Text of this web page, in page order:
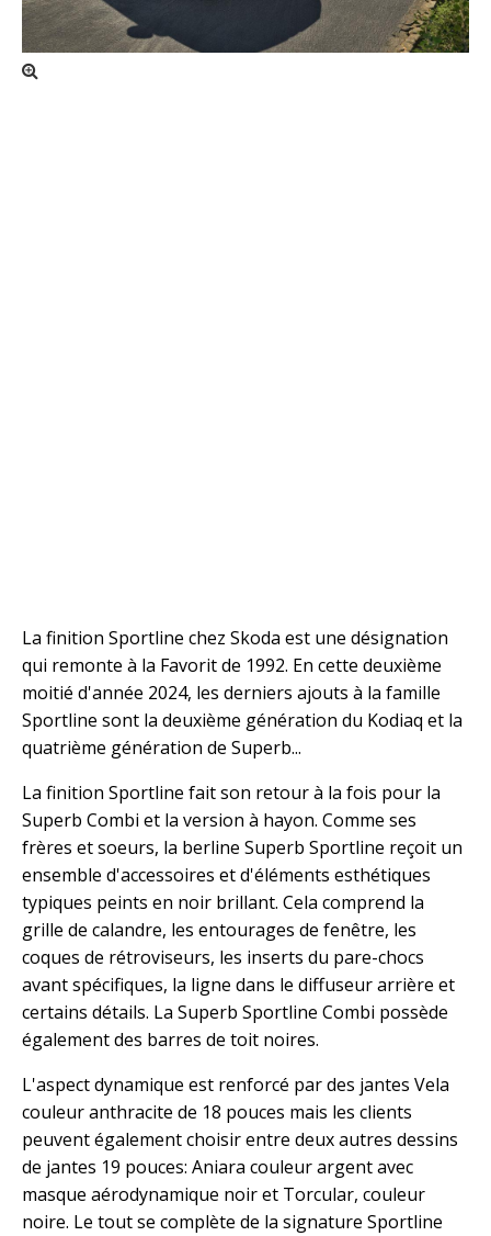
La finition Sportline chez Skoda est une désignation
qui remonte à la Favorit de 1992. En cette deuxième
moitié d'année 2024, les derniers ajouts à la famille
Sportline sont la deuxième génération du Kodiaq et la
quatrième génération de Superb...
La finition Sportline fait son retour à la fois pour la
Superb Combi et la version à hayon. Comme ses
frères et soeurs, la berline Superb Sportline reçoit un
ensemble d'accessoires et d'éléments esthétiques
typiques peints en noir brillant. Cela comprend la
grille de calandre, les entourages de fenêtre, les
coques de rétroviseurs, les inserts du pare-chocs
avant spécifiques, la ligne dans le diffuseur arrière et
certains détails. La Superb Sportline Combi possède
également des barres de toit noires.
L'aspect dynamique est renforcé par des jantes Vela
couleur anthracite de 18 pouces mais les clients
peuvent également choisir entre deux autres dessins
de jantes 19 pouces: Aniara couleur argent avec
masque aérodynamique noir et Torcular, couleur
noire. Le tout se complète de la signature Sportline